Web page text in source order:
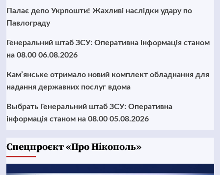
Палає депо Укрпошти! Жахливі наслідки удару по
Павлограду
Генеральний штаб ЗСУ: Оперативна інформація станом
на 08.00 06.08.2026
Кам’янське отримало новий комплект обладнання для
надання державних послуг вдома
Выбрать Генеральний штаб ЗСУ: Оперативна
інформація станом на 08.00 05.08.2026
Cпецпроєкт «Про Нікополь»